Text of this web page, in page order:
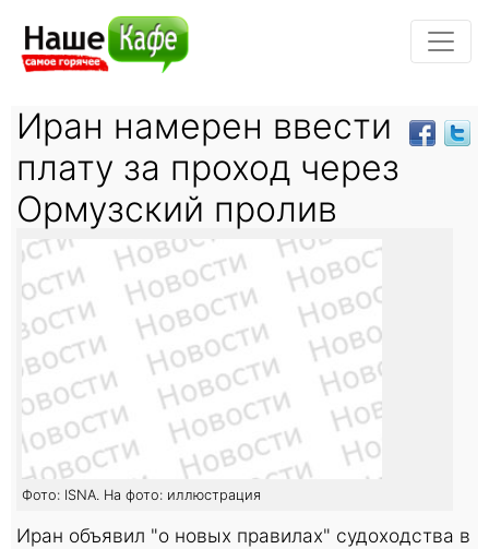
Иран намерен ввести
плату за проход через
Ормузский пролив
Фото: ISNA. На фото: иллюстрация
Иран объявил "о новых правилах" судоходства в